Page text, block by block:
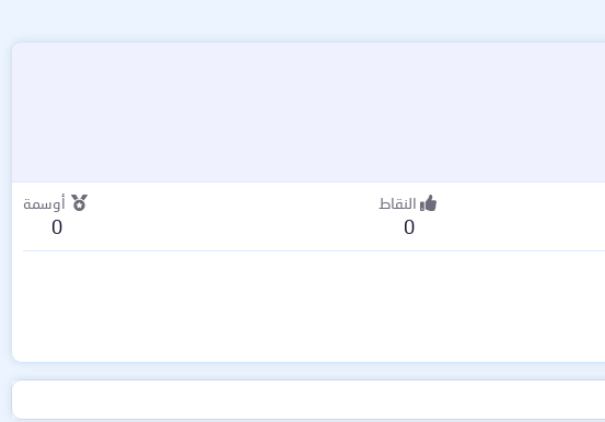
النقاط
0
أوسمة
0